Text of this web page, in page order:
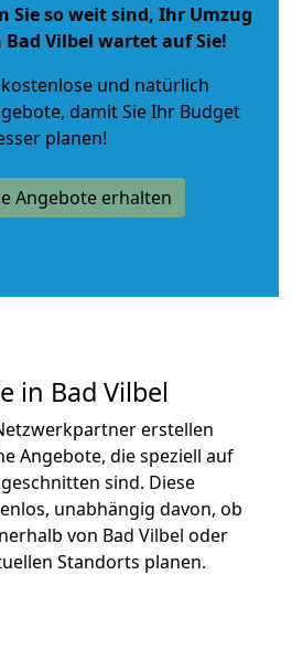
Sie so weit sind, Ihr Umzug
Vilbel wartet auf Sie!
und natürlich
, damit Sie Ihr Budget
planen!
Angebote erhalten
in Bad Vilbel
erstellen
Angebote, die speziell auf
sind. Diese
unabhängig davon, ob
von Bad Vilbel oder
Standorts planen.